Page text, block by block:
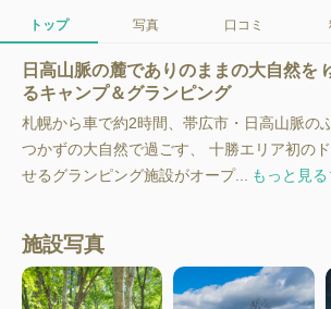
トップ 写真 口コミ
日高山脈の麓でありのままの大自然を
るキャンプ＆グランピング
札幌から車で約2時間、帯広市・日高山脈の
つかずの大自然で過ごす、 十勝エリア初の
せるグランピング施設がオープ...
もっと見る
施設写真